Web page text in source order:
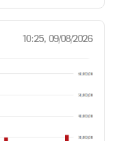
10:25, 09/08/2026